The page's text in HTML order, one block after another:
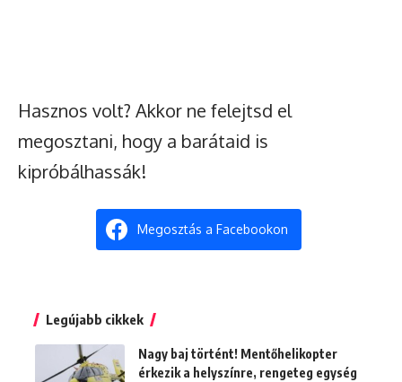
Hasznos volt? Akkor ne felejtsd el
megosztani, hogy a barátaid is
kipróbálhassák!
Megosztás a Facebookon
Legújabb cikkek
Nagy baj történt! Mentőhelikopter
érkezik a helyszínre, rengeteg egység